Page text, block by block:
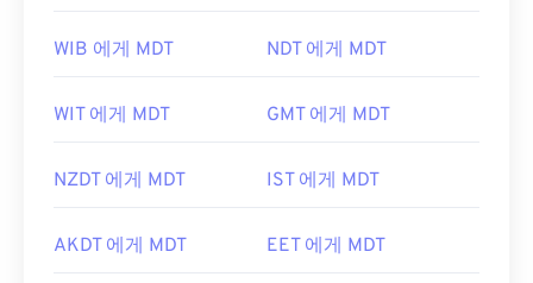
WIB 에게 MDT NDT 에게 MDT
WIT 에게 MDT GMT 에게 MDT
NZDT 에게 MDT IST 에게 MDT
AKDT 에게 MDT EET 에게 MDT